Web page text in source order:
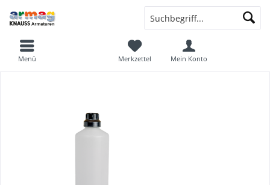
Merkzettel Mein Konto
Menü